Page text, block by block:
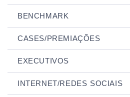
BENCHMARK
CASES/PREMIAÇÕES
EXECUTIVOS
INTERNET/REDES SOCIAIS